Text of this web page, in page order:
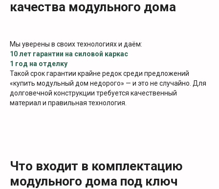
качества модульного дома
Мы уверены в своих технологиях и даём:
10 лет гарантии на силовой каркас
1 год на отделку
Такой срок гарантии крайне редок среди предложений
«купить модульный дом недорого» — и это не случайно. Для
долговечной конструкции требуется качественный
материал и правильная технология.
Что входит в комплектацию
модульного дома под ключ